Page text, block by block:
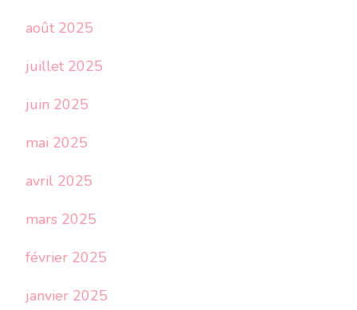
août 2025
juillet 2025
juin 2025
mai 2025
avril 2025
mars 2025
février 2025
janvier 2025